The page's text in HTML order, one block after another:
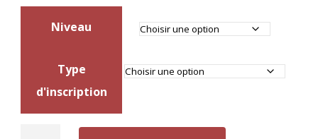
Niveau
Type
d'inscription